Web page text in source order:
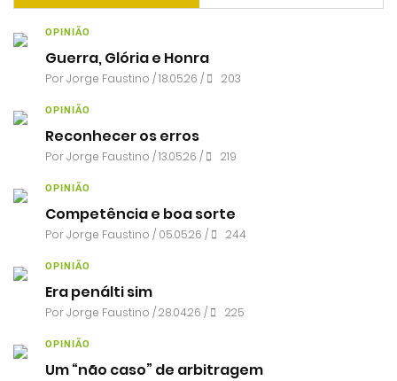
OPINIÃO
Guerra, Glória e Honra
PorJorge Faustino / 18.05.26 / 203
OPINIÃO
Reconhecer os erros
PorJorge Faustino / 13.05.26 / 219
OPINIÃO
Competência e boa sorte
PorJorge Faustino / 05.05.26 / 244
OPINIÃO
Era penálti sim
PorJorge Faustino / 28.04.26 / 225
OPINIÃO
Um “não caso” de arbitragem